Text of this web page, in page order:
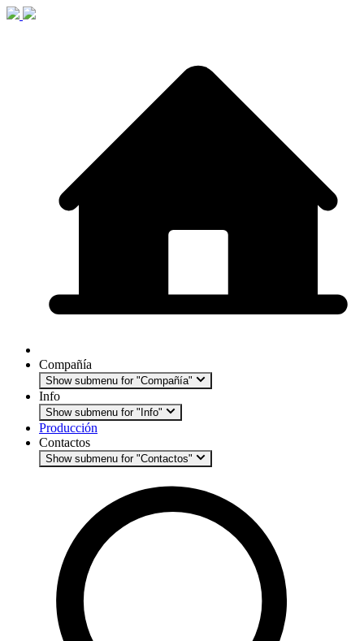
Compañía
Show submenu for "Compañía"
Info
Show submenu for "Info"
Producción
Contactos
Show submenu for "Contactos"